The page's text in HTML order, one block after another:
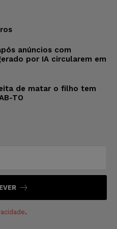
anúncios com
por IA circularem em
de matar o filho tem
TO
.